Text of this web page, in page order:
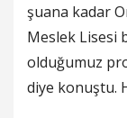
şuana kadar
Meslek Lisesi
olduğumuz
diye konuştu.